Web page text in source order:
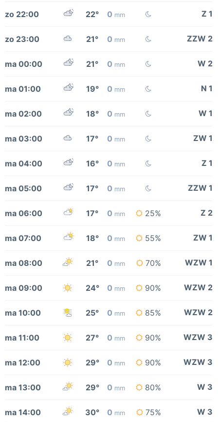
zo 22:00 22° 0 mm Z 1
zo 23:00 21° 0 mm ZZW 2
ma 00:00 21° 0 mm W 2
ma 01:00 19° 0 mm N 1
ma 02:00 18° 0 mm W 1
ma 03:00 17° 0 mm ZW 1
ma 04:00 16° 0 mm Z 1
ma 05:00 17° 0 mm ZZW 1
ma 06:00 17° 0 mm 25% Z 2
ma 07:00 18° 0 mm 55% ZW 1
ma 08:00 21° 0 mm 70% WZW 1
ma 09:00 24° 0 mm 90% WZW 2
ma 10:00 25° 0 mm 85% WZW 2
ma 11:00 27° 0 mm 90% WZW 3
ma 12:00 29° 0 mm 90% WZW 3
ma 13:00 29° 0 mm 80% W 3
ma 14:00 30° 0 mm 75% W 3